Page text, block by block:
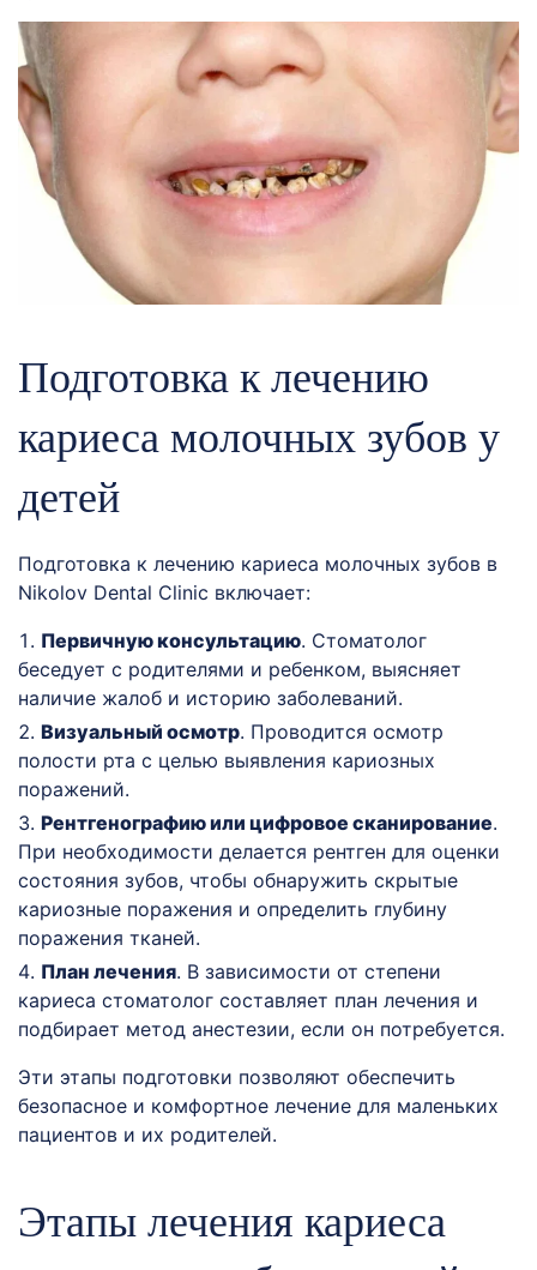
Подготовка к лечению
кариеса молочных зубов у
детей
Подготовка к лечению кариеса молочных зубов в
Nikolov Dental Clinic включает:
Первичную консультацию. Стоматолог
беседует с родителями и ребенком, выясняет
наличие жалоб и историю заболеваний.
Визуальный осмотр. Проводится осмотр
полости рта с целью выявления кариозных
поражений.
Рентгенографию или цифровое сканирование.
При необходимости делается рентген для оценки
состояния зубов, чтобы обнаружить скрытые
кариозные поражения и определить глубину
поражения тканей.
План лечения. В зависимости от степени
кариеса стоматолог составляет план лечения и
подбирает метод анестезии, если он потребуется.
Эти этапы подготовки позволяют обеспечить
безопасное и комфортное лечение для маленьких
пациентов и их родителей.
Этапы лечения кариеса